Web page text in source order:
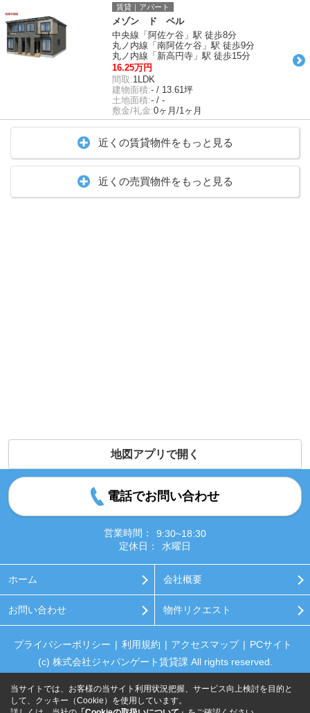
賃貸｜アパート
メゾン ド ベル
中央線「阿佐ケ谷」駅 徒歩8分
丸ノ内線「南阿佐ケ谷」駅 徒歩9分
丸ノ内線「新高円寺」駅 徒歩15分
16.25万円
間取:1LDK
建物面積:- / 13.61坪
土地面積:- / -
敷金/礼金:0ヶ月/1ヶ月
近くの賃貸物件をもっと見る
近くの売買物件をもっと見る
地図アプリで開く
電話でお問い合わせ
営業時間：
9:30~18:30
定休日：
水曜日
ホーム 会社概要
お問い合わせ 物件リクエスト
プライバシーポリシー 利用規約 アクセスマップ
PCサイト
(c) 株式会社ジャパンゲート賃貸課 All rights reserved.
当サイトでは、お客様の当サイト利用状況把握、サービス向上検討を目的と
して、クッキー（Cookie）を使用しています。